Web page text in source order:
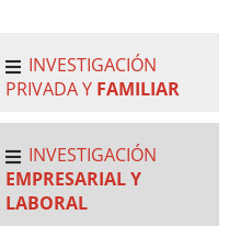
INVESTIGACIÓN
PRIVADA Y FAMILIAR
INVESTIGACIÓN
EMPRESARIAL Y
LABORAL